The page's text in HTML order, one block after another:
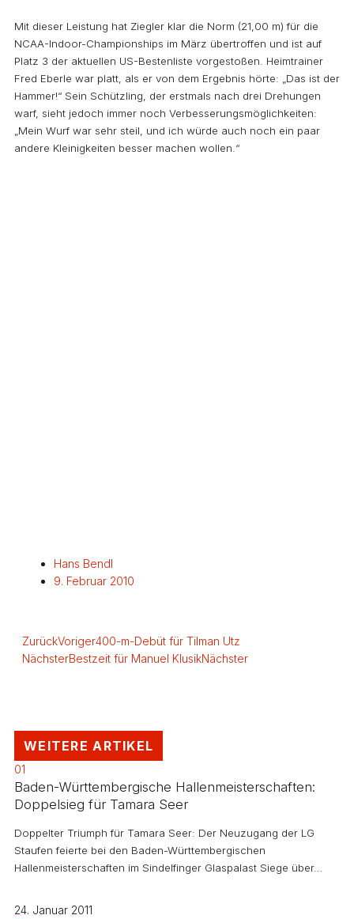
Mit dieser Leistung hat Ziegler klar die Norm (21,00 m) für die
NCAA-Indoor-Championships im März übertroffen und ist auf
Platz 3 der aktuellen US-Bestenliste vorgestoßen. Heimtrainer
Fred Eberle war platt, als er von dem Ergebnis hörte: „Das ist der
Hammer!“ Sein Schützling, der erstmals nach drei Drehungen
warf, sieht jedoch immer noch Verbesserungsmöglichkeiten:
„Mein Wurf war sehr steil, und ich würde auch noch ein paar
andere Kleinigkeiten besser machen wollen.“
Hans Bendl
9. Februar 2010
ZurückVoriger400-m-Debüt für Tilman Utz
NächsterBestzeit für Manuel KlusikNächster
WEITERE ARTIKEL
01
Baden-Württembergische Hallenmeisterschaften:
Doppelsieg für Tamara Seer
Doppelter Triumph für Tamara Seer: Der Neuzugang der LG
Staufen feierte bei den Baden-Württembergischen
Hallenmeisterschaften im Sindelfinger Glaspalast Siege über…
24. Januar 2011